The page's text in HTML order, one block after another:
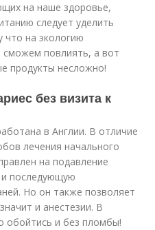
на наше здоровье,
следует уделить
что на экологию
сможем повлиять, а вот
продукты несложно!
без визита к
в Англии. В отличие
лечения начального
на подавление
последующую
Но он также позволяет
и анестезии. В
обойтись и без пломбы!